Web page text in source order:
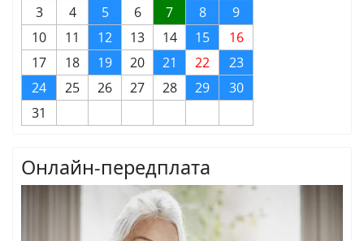
3
4 5 6 7 8
9
10
11 12 13 14 15
16
17
18 19 20 21 22
23
24
25 26 27 28 29
30
31
Онлайн-передплата